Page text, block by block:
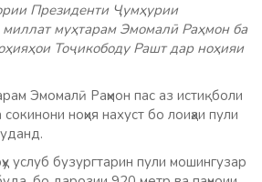
Президенти Ҷумҳурии
муҳтарам Эмомалӣ Раҳмон ба
Тоҷикободу Рашт дар ноҳияи
Эмомалӣ Раҳмон пас аз истиқболи
ноҳия нахуст бо лоиҳаи пули
услуб бузургтарин пули мошингузар